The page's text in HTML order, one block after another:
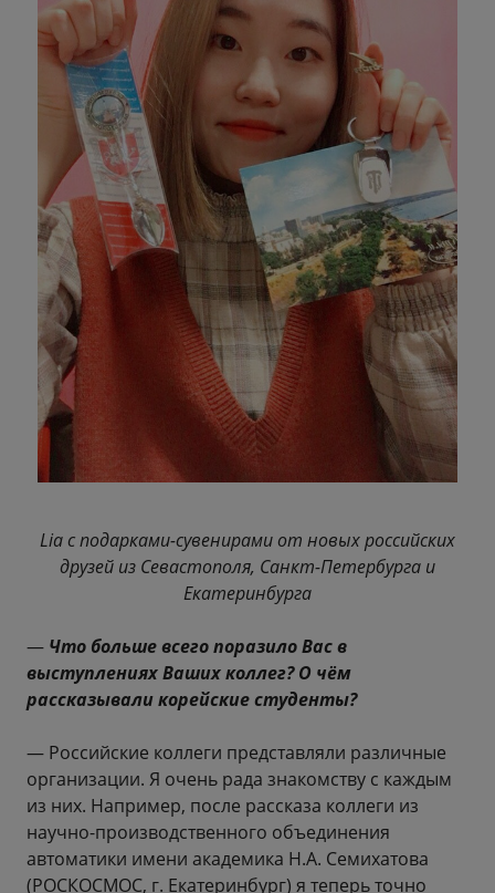
Lia с подарками-сувенирами от новых российских
друзей из Севастополя, Санкт-Петербурга и
Екатеринбурга
— Что больше всего поразило Вас в
выступлениях Ваших коллег? О чём
рассказывали корейские студенты?
— Российские коллеги представляли различные
организации. Я очень рада знакомству с каждым
из них. Например, после рассказа коллеги из
научно-производственного объединения
автоматики имени академика Н.А. Семихатова
(РОСКОСМОС, г. Екатеринбург) я теперь точно